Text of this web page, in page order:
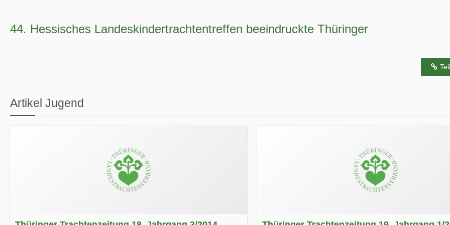
44. Hessisches Landeskindertrachtentreffen beeindruckte Thüringer
Artikel Jugend